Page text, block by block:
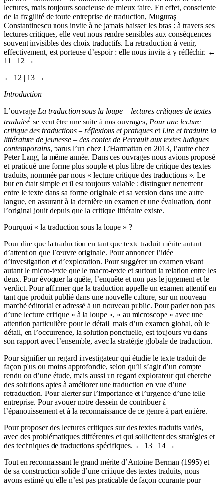
lectures, mais toujours soucieuse de mieux faire. En effet, consciente
de la fragilité de toute entreprise de traduction, Muguraş
Constantinescu nous invite à ne jamais baisser les bras : à travers ses
lectures critiques, elle veut nous rendre sensibles aux conséquences
souvent invisibles des choix traductifs. La retraduction à venir,
effectivement, est porteuse d’espoir : elle nous invite à y réfléchir. ←
11 | 12 →
← 12 | 13 →
Introduction
L’ouvrage La traduction sous la loupe – lectures critiques de textes
traduits1 se veut être une suite à nos ouvrages, Pour une lecture
critique des traductions – réflexions et pratiques et Lire et traduire la
littérature de jeunesse – des contes de Perrault aux textes ludiques
contemporains, parus l’un chez L’Harmattan en 2013, l’autre chez
Peter Lang, la même année. Dans ces ouvrages nous avions proposé
et pratiqué une forme plus souple et plus libre de critique des textes
traduits, nommée par nous « lecture critique des traductions ». Le
but en était simple et il est toujours valable : distinguer nettement
entre le texte dans sa forme originale et sa version dans une autre
langue, en assurant à la dernière un examen et une évaluation, dont
l’original jouit depuis que la critique littéraire existe.
Pourquoi « la traduction sous la loupe » ?
Pour dire que la traduction en tant que texte traduit mérite autant
d’attention que l’œuvre originale. Pour annoncer l’idée
d’investigation et d’exploration. Pour suggérer un examen visant
autant le micro-texte que le macro-texte et surtout la relation entre les
deux. Pour évoquer la quête, l’enquête et non pas le jugement et le
verdict. Pour affirmer que la traduction appelle un examen attentif en
tant que produit publié dans une nouvelle culture, sur un nouveau
marché éditorial et adressé à un nouveau public. Pour parler non pas
d’une lecture critique « à la loupe », « au microscope » avec une
attention particulière pour le détail, mais d’un examen global, où le
détail, en l’occurrence, la solution ponctuelle, est toujours vu dans
son rapport avec l’ensemble, avec la stratégie globale de traduction.
Pour signifier un regard investigateur qui étudie le texte traduit de
façon plus ou moins approfondie, selon qu’il s’agit d’un compte
rendu ou d’une étude, mais aussi un regard explorateur qui cherche
des solutions aptes à améliorer une traduction en vue d’une
retraduction. Pour alerter sur l’importance et l’urgence d’une telle
entreprise. Pour avouer notre dessein de contribuer à
l’épanouissement et à la reconnaissance de ce genre à part entière.
Pour proposer des lectures critiques sur des textes traduits variés,
avec des problématiques différentes et qui sollicitent des stratégies et
des techniques de traductions spécifiques. ← 13 | 14 →
Tout en reconnaissant le grand mérite d’Antoine Berman (1995) et
de sa construction solide d’une critique des textes traduits, nous
avons estimé qu’elle n’est pas praticable de façon courante pour